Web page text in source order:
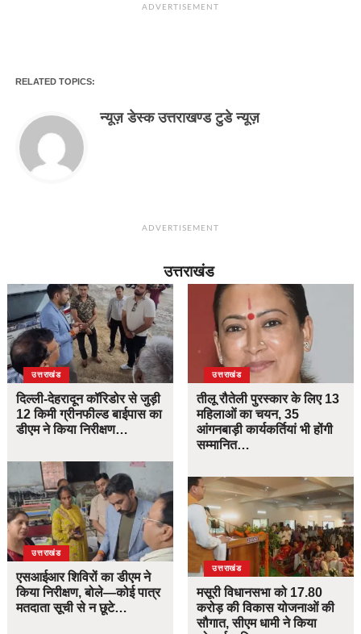
ADVERTISEMENT
RELATED TOPICS:
न्यूज़ डेस्क उत्तराखण्ड टुडे न्यूज़
ADVERTISEMENT
उत्तराखंड
उत्तराखंड
दिल्ली-देहरादून कॉरिडोर से जुड़ी
12 किमी ग्रीनफील्ड बाईपास का
डीएम ने किया निरीक्षण…
उत्तराखंड
एसआईआर शिविरों का डीएम ने
किया निरीक्षण, बोले—कोई पात्र
मतदाता सूची से न छूटे…
उत्तराखंड
तीलू रौतेली पुरस्कार के लिए 13
महिलाओं का चयन, 35
आंगनबाड़ी कार्यकर्तियां भी होंगी
सम्मानित…
उत्तराखंड
मसूरी विधानसभा को 17.80
करोड़ की विकास योजनाओं की
सौगात, सीएम धामी ने किया